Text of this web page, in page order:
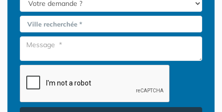
Ville recherchée *